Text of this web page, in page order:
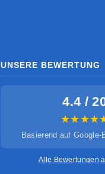
UNSERE BEWERTUNG
4.4 /
Basierend auf Google-
Alle Bewertungen